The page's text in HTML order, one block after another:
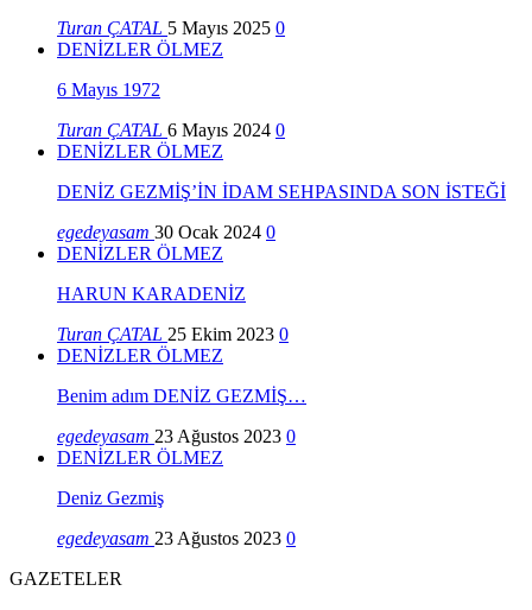
Turan ÇATAL 5 Mayıs 2025 0
DENİZLER ÖLMEZ
6 Mayıs 1972
Turan ÇATAL 6 Mayıs 2024 0
DENİZLER ÖLMEZ
DENİZ GEZMİŞ’İN İDAM SEHPASINDA SON İSTEĞİ
egedeyasam 30 Ocak 2024 0
DENİZLER ÖLMEZ
HARUN KARADENİZ
Turan ÇATAL 25 Ekim 2023 0
DENİZLER ÖLMEZ
Benim adım DENİZ GEZMİŞ…
egedeyasam 23 Ağustos 2023 0
DENİZLER ÖLMEZ
Deniz Gezmiş
egedeyasam 23 Ağustos 2023 0
GAZETELER